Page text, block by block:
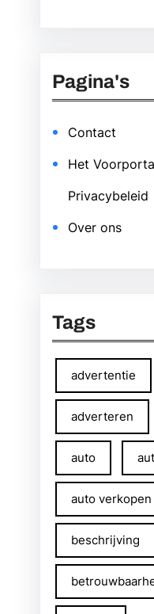
Pagina's
Contact
Het
Privacybeleid
Over ons
Tags
advertentie
adverteren
auto
auto verkopen
beschrijving